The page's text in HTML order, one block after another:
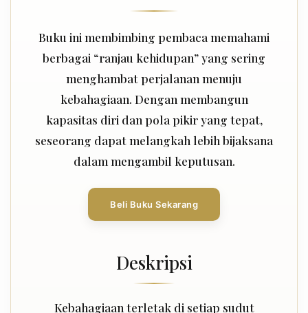
Buku ini membimbing pembaca memahami
berbagai “ranjau kehidupan” yang sering
menghambat perjalanan menuju
kebahagiaan. Dengan membangun
kapasitas diri dan pola pikir yang tepat,
seseorang dapat melangkah lebih bijaksana
dalam mengambil keputusan.
Beli Buku Sekarang
Deskripsi
Kebahagiaan terletak di setiap sudut